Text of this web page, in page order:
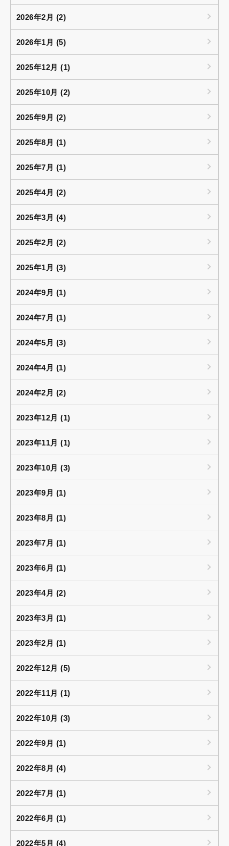
2026年2月 (2)
2026年1月 (5)
2025年12月 (1)
2025年10月 (2)
2025年9月 (2)
2025年8月 (1)
2025年7月 (1)
2025年4月 (2)
2025年3月 (4)
2025年2月 (2)
2025年1月 (3)
2024年9月 (1)
2024年7月 (1)
2024年5月 (3)
2024年4月 (1)
2024年2月 (2)
2023年12月 (1)
2023年11月 (1)
2023年10月 (3)
2023年9月 (1)
2023年8月 (1)
2023年7月 (1)
2023年6月 (1)
2023年4月 (2)
2023年3月 (1)
2023年2月 (1)
2022年12月 (5)
2022年11月 (1)
2022年10月 (3)
2022年9月 (1)
2022年8月 (4)
2022年7月 (1)
2022年6月 (1)
2022年5月 (4)